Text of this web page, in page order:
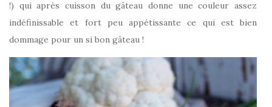
!) qui après cuisson du gâteau donne une couleur assez
indéfinissable et fort peu appétissante ce qui est bien
dommage pour un si bon gâteau !